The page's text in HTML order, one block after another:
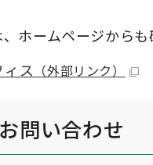
ホームページからも
ス （外部リンク）
お問い合わせ